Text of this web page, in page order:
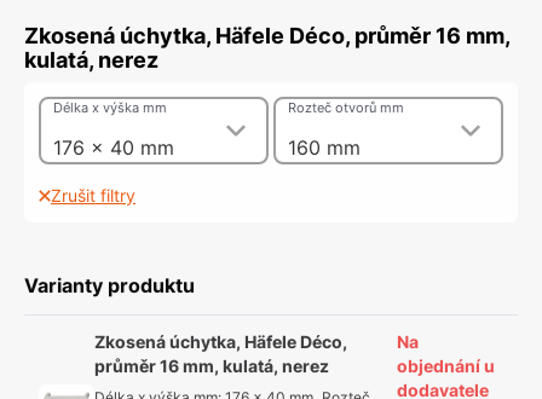
Zkosená úchytka, Häfele Déco, průměr 16 mm,
kulatá, nerez
176 x 40 mm
Délka x výška mm
160 mm
Rozteč otvorů mm
Zrušit filtry
Varianty produktu
Zkosená úchytka, Häfele Déco,
průměr 16 mm, kulatá, nerez
Na
objednání u
dodavatele